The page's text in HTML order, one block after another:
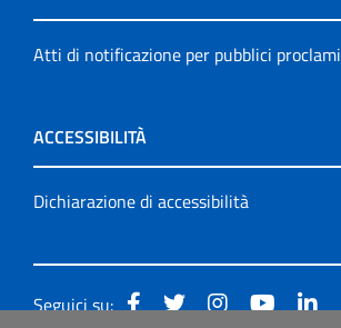
Atti di notificazione per pubblici proclami
ACCESSIBILITÀ
Dichiarazione di accessibilità
Seguici su: